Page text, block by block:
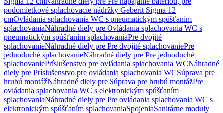
podomietkové splachovacie nádržky Geberit Sigma 12
cmOvládania splachovania WC s pneumatickým spúšťaním
splachovaniaNáhradné diely pre Ovládania splachovania WC s
pneumatickým spúšťaním splachovaniaPre dvojité
splachovanieNáhradné diely pre Pre dvojité splachovaniePre
jednoduché splachovanieNáhradné diely pre Pre jednoduché
splachovaniePríslušenstvo pre ovládania splachovania WCNáhradné
diely pre Príslušenstvo pre ovládania splachovania WCSúprava pre
hrubú montážNáhradné diely pre Súprava pre hrubú montážPre
ovládania splachovania WC s elektronickým spúšťaním
splachovaniaNáhradné diely pre Pre ovládania splachovania WC s
elektronickým spúšťaním splachovaniaSpojeniaSanitárne moduly